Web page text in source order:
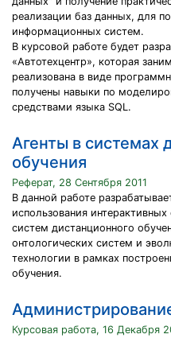
реализации баз данных, для
информационных систем.
В курсовой работе будет
«Автотехцентр», которая
реализована в виде
получены навыки по
средствами языка SQL.
Агенты в системах
обучения
Реферат, 28 Сентября 2011
В данной работе
использования
систем дистанционного
онтологических систем и
технологии в рамках
обучения.
Курсовая работа, 16 Декабря